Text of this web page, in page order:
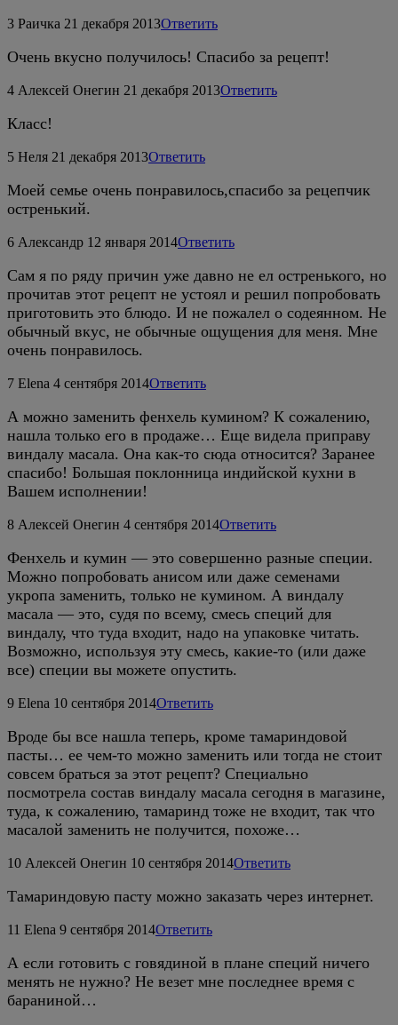
3 Раичка 21 декабря 2013Ответить
Очень вкусно получилось! Спасибо за рецепт!
4 Алексей Онегин 21 декабря 2013Ответить
Класс!
5 Неля 21 декабря 2013Ответить
Моей семье очень понравилось,спасибо за рецепчик
остренький.
6 Александр 12 января 2014Ответить
Сам я по ряду причин уже давно не ел остренького, но
прочитав этот рецепт не устоял и решил попробовать
приготовить это блюдо. И не пожалел о содеянном. Не
обычный вкус, не обычные ощущения для меня. Мне
очень понравилось.
7 Elena 4 сентября 2014Ответить
А можно заменить фенхель кумином? К сожалению,
нашла только его в продаже… Еще видела приправу
виндалу масала. Она как-то сюда относится? Заранее
спасибо! Большая поклонница индийской кухни в
Вашем исполнении!
8 Алексей Онегин 4 сентября 2014Ответить
Фенхель и кумин — это совершенно разные специи.
Можно попробовать анисом или даже семенами
укропа заменить, только не кумином. А виндалу
масала — это, судя по всему, смесь специй для
виндалу, что туда входит, надо на упаковке читать.
Возможно, используя эту смесь, какие-то (или даже
все) специи вы можете опустить.
9 Elena 10 сентября 2014Ответить
Вроде бы все нашла теперь, кроме тамариндовой
пасты… ее чем-то можно заменить или тогда не стоит
совсем браться за этот рецепт? Специально
посмотрела состав виндалу масала сегодня в магазине,
туда, к сожалению, тамаринд тоже не входит, так что
масалой заменить не получится, похоже…
10 Алексей Онегин 10 сентября 2014Ответить
Тамариндовую пасту можно заказать через интернет.
11 Elena 9 сентября 2014Ответить
А если готовить с говядиной в плане специй ничего
менять не нужно? Не везет мне последнее время с
бараниной…